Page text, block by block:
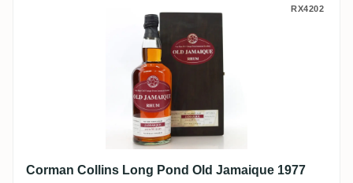
Corman Collins Long Pond Old Jamaique
RX4202
Corman Collins Long Pond Old Jamaique 1977